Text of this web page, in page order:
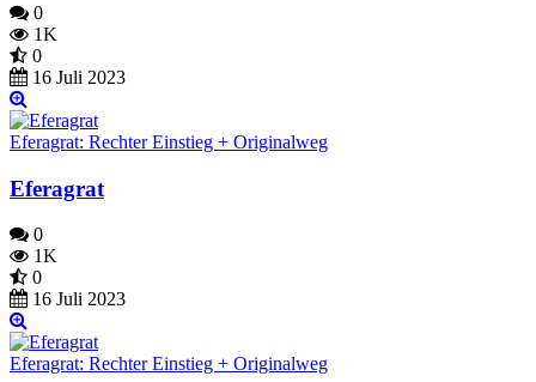
0
1K
0
16 Juli 2023
Eferagrat: Rechter Einstieg + Originalweg
Eferagrat
0
1K
0
16 Juli 2023
Eferagrat: Rechter Einstieg + Originalweg